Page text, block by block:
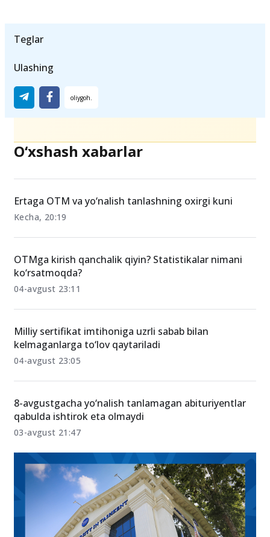
Ulashing
O‘xshash xabarlar
Ertaga OTM va yo‘nalish tanlashning oxirgi kuni
Kecha, 20:19
ko‘rsatmoqda?
04-avgust 23:11
kelmaganlarga to‘lov qaytariladi
04-avgust 23:05
03-avgust 21:47